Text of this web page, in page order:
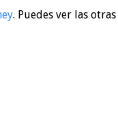
. Puedes ver las otras